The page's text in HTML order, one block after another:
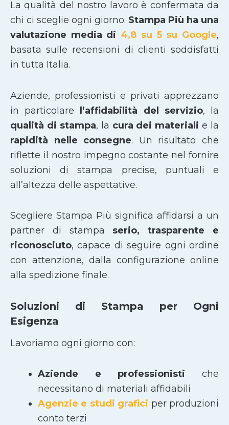
La qualità del nostro lavoro è confermata da
chi ci sceglie ogni giorno. Stampa Più ha una
valutazione media di 4,8 su 5 su Google,
basata sulle recensioni di clienti soddisfatti
in tutta Italia.
Aziende, professionisti e privati apprezzano
in particolare
l’affidabilità del servizio, la
qualità di stampa, la cura dei materiali e la
rapidità nelle consegne. Un risultato che
riflette il nostro impegno costante nel fornire
soluzioni di stampa precise, puntuali e
all’altezza delle aspettative.
Scegliere Stampa Più significa affidarsi a un
partner di stampa serio, trasparente e
riconosciuto, capace di seguire ogni ordine
con attenzione, dalla configurazione online
alla spedizione finale.
Soluzioni di Stampa per Ogni
Esigenza
Lavoriamo ogni giorno con:
Aziende e professionisti che
necessitano di materiali affidabili
Agenzie e studi grafici per produzioni
conto terzi